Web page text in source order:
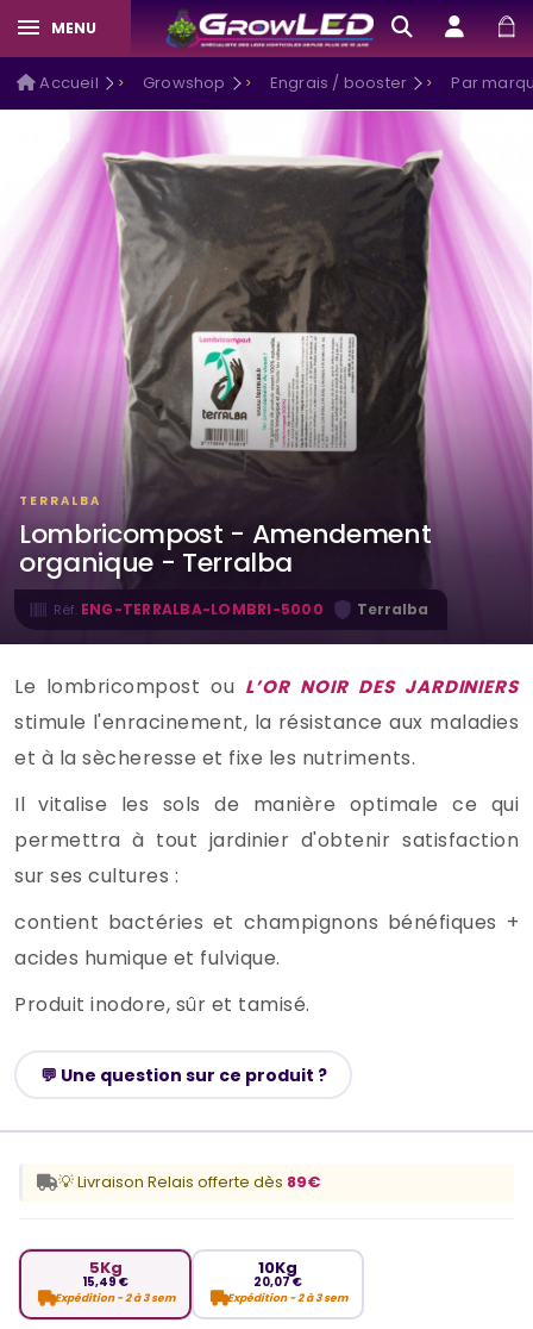
MENU
Accueil Growshop Engrais / booster Par
TERRALBA
Lombricompost - Amendement
organique - Terralba
Réf. ENG-TERRALBA-LOMBRI-5000 Terralba
Le lombricompost ou L’OR NOIR DES JARDINIERS
stimule l'enracinement, la résistance aux maladies
et à la sècheresse et fixe les nutriments.
Il vitalise les sols de manière optimale ce qui
permettra à tout jardinier d'obtenir satisfaction
sur ses cultures :
contient bactéries et champignons bénéfiques +
acides humique et fulvique.
Produit inodore, sûr et tamisé.
💬 Une question sur ce produit ?
5Kg
15,49 €
Expédition - 2 à 3 sem
10Kg
20,07 €
Expédition - 2 à 3 sem
💡 Livraison Relais offerte dès 89€